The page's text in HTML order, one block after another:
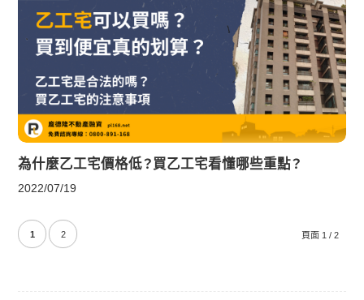
為什麼乙工宅價格低？買乙工宅看懂哪些重點？
2022/07/19
頁面 1 / 2
1 2